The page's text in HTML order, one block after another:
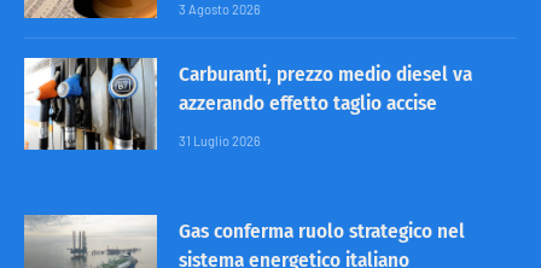
3 Agosto 2026
Carburanti, prezzo medio diesel va
azzerando effetto taglio accise
31 Luglio 2026
Gas conferma ruolo strategico nel
sistema energetico italiano